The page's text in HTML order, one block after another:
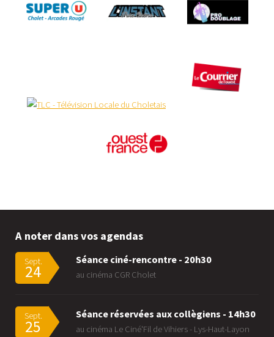
A noter dans vos agendas
Sept.
24
Séance ciné-rencontre - 20h30
au cinéma CGR Cholet
Sept.
25
Séance réservées aux collègiens - 14h30
au cinéma Le Ciné'Fil de Vihiers - Lys-Haut-Layon